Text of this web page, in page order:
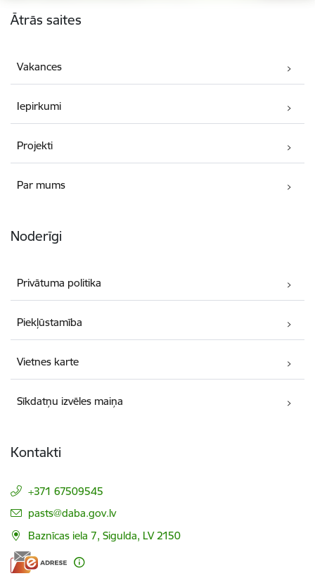
Ātrās saites
Vakances
Iepirkumi
Projekti
Par mums
Noderīgi
Privātuma politika
Piekļūstamība
Vietnes karte
Sīkdatņu izvēles maiņa
Kontakti
+371 67509545
E-pasts:
pasts@daba.gov.lv
Baznīcas iela 7, Sigulda, LV 2150